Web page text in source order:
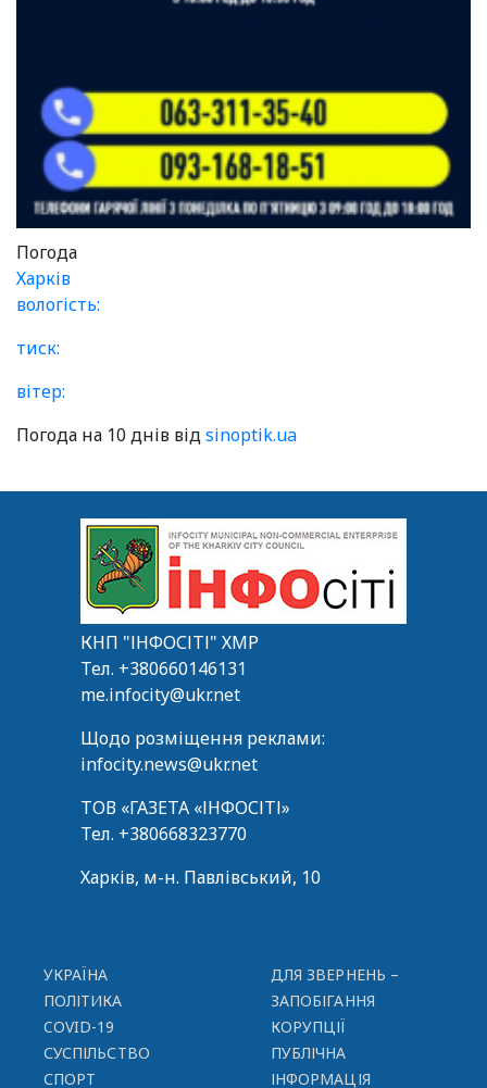
Погода
Харків
вологість:
тиск:
вітер:
Погода на 10 днів відsinoptik.ua
КНП "ІНФОСІТІ" ХМР
Тел. +380660146131
me.infocity@ukr.net
Щодо розміщення реклами:
infocity.news@ukr.net
ТОВ «ГАЗЕТА «ІНФОСІТІ»
Тел. +380668323770
Харків, м-н. Павлівський, 10
УКРАЇНА
ПОЛІТИКА
COVID-19
СУСПІЛЬСТВО
СПОРТ
ДЛЯ ЗВЕРНЕНЬ –
ЗАПОБІГАННЯ
КОРУПЦІЇ
ПУБЛІЧНА
ІНФОРМАЦІЯ